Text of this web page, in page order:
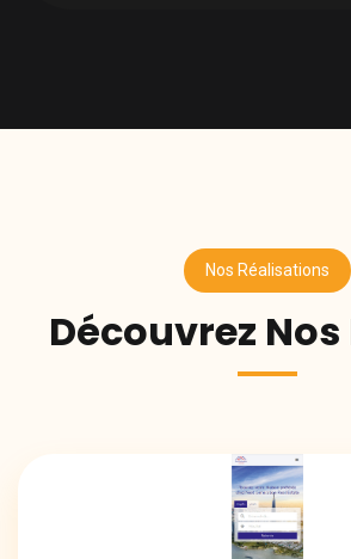
Nos Réalisations
Découvrez